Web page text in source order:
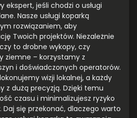
ekspert, jeśli chodzi o usługi
Nasze usługi koparką
rozwiązaniem, aby
Twoich projektów. Niezależnie
to drobne wykopy, czy
ziemne – korzystamy z
i doświadczonych operatorów.
wizji lokalnej, a każdy
z dużą precyzją. Dzięki temu
czasu i minimalizujesz ryzyko
Daj się przekonać, dlaczego warto